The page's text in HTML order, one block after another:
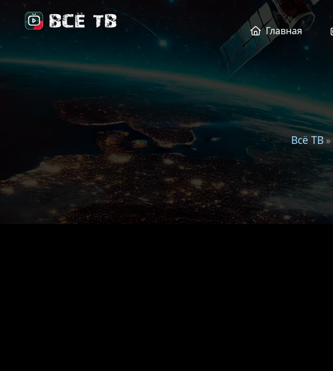
Главная
Всё ТВ»